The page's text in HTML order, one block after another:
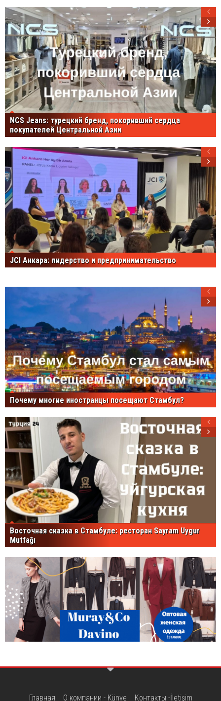
NCS Jeans: турецкий бренд, покоривший сердца
покупателей Центральной Азии
JCI Анкара: лидерство и предпринимательство
Почему многие иностранцы посещают Стамбул?
Восточная сказка в Стамбуле: ресторан Sayram Uygur
Mutfağı
Главная О компании - Künye Контакты -İletişim